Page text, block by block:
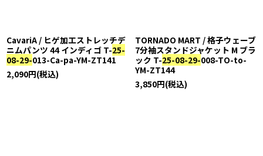
CavariA / ヒゲ加工ストレッチデ
ニムパンツ 44 インディゴ T-25-
08-29-013-Ca-pa-YM-ZT141
2,090円(税込)
TORNADO MART / 格子ウェーブ
7分袖スタンドジャケット M ブラ
ック T-25-08-29-008-TO-to-
YM-ZT144
3,850円(税込)